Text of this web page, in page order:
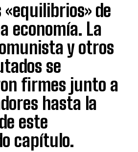
«equilibrios» de
economía. La
y otros
se
firmes junto a
hasta la
este
capítulo.